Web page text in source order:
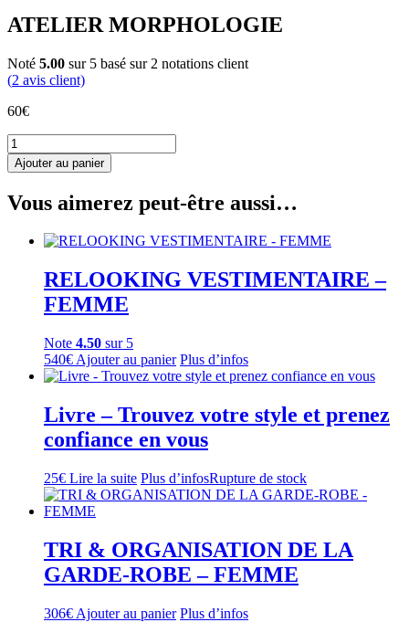
ATELIER MORPHOLOGIE
Noté 5.00 sur 5 basé sur 2 notations client
(2 avis client)
60€
quantité
de
ATELIER
Ajouter au panier
Vous aimerez peut-être aussi…
RELOOKING VESTIMENTAIRE –
FEMME
Note 4.50 sur 5
540€ Ajouter au panier Plus d’infos
Livre – Trouvez votre style et prenez
confiance en vous
25€ Lire la suite Plus d’infosRupture de stock
TRI & ORGANISATION DE LA
GARDE-ROBE – FEMME
306€ Ajouter au panier Plus d’infos